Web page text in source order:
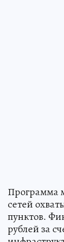
Программа
сетей
пунктов.
рублей за